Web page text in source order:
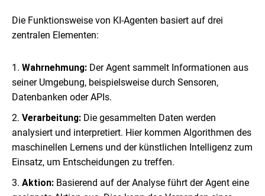
Die Funktionsweise von KI-Agenten basiert auf drei
zentralen Elementen:
Wahrnehmung: Der Agent sammelt Informationen aus
seiner Umgebung, beispielsweise durch Sensoren,
Datenbanken oder APIs.
Verarbeitung: Die gesammelten Daten werden
analysiert und interpretiert. Hier kommen Algorithmen des
maschinellen Lernens und der künstlichen Intelligenz zum
Einsatz, um Entscheidungen zu treffen.
Aktion: Basierend auf der Analyse führt der Agent eine